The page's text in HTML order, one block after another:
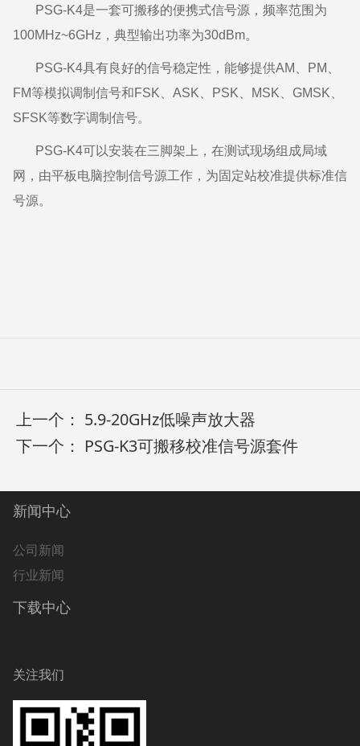
PSG-K4是一套可搬移的便携式信号源，频率范围为
100MHz~6GHz ，典型输出功率为30dBm。
PSG-K4具有良好的信号稳定性，能够提供AM PM
FM等模拟调制信号和FSK ASK PSK MSK GMSK
SFSK等数字调制信号。
PSG-K4可以安装在三脚架上，在测试现场组成局域
网，由平板电脑控制信号源工作，为固定站校准提供标准信
号源。
上一个： 5.9-20GHz低噪声放大器
下一个： PSG-K3可搬移校准信号源套件
新闻中心
公司新闻
行业新闻
下载中心
关注我们